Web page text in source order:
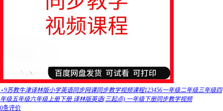
+9苏教牛津译林版小学英语同步网课同步教学视频课程123456一年级二年级三年级四
年级五年级六年级上册下册 译林版英语(三起点) 一年级下册同步教学视频
0条评价